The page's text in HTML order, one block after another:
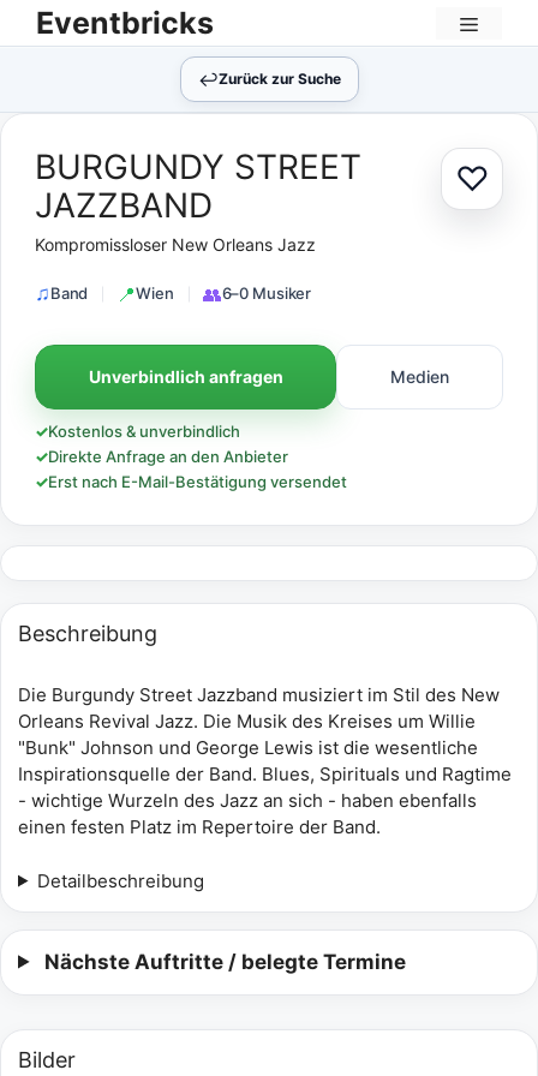
Zum
Inhalt
Eventbricks
Menü
↩︎Zurück zur Suche
♡Zur
BURGUNDY STREET
JAZZBAND
Kompromissloser New Orleans Jazz
Band Wien 6–0 Musiker
Unverbindlich anfragen Medien
✓Kostenlos & unverbindlich
✓Direkte Anfrage an den Anbieter
✓Erst nach E-Mail-Bestätigung versendet
Beschreibung
Die Burgundy Street Jazzband musiziert im Stil des New
Orleans Revival Jazz. Die Musik des Kreises um Willie
"Bunk" Johnson und George Lewis ist die wesentliche
Inspirationsquelle der Band. Blues, Spirituals und Ragtime
- wichtige Wurzeln des Jazz an sich - haben ebenfalls
einen festen Platz im Repertoire der Band.
Detailbeschreibung
Nächste Auftritte / belegte Termine
Bilder